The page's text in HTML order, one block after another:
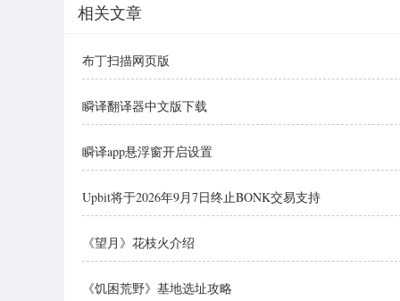
相关文章
布丁扫描网页版
瞬译翻译器中文版下载
瞬译app悬浮窗开启设置
Upbit将于2026年9月7日终止BONK交易支持
《望月》花枝火介绍
《饥困荒野》基地选址攻略